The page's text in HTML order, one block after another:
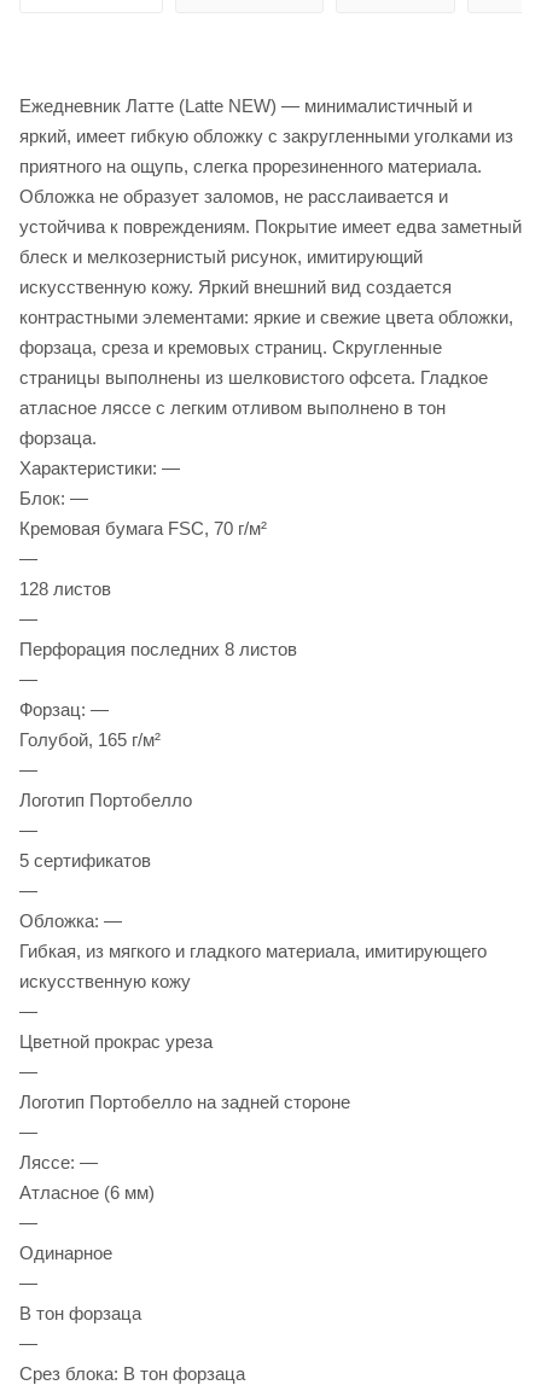
Ежедневник Латте (Latte NEW) — минималистичный и
яркий, имеет гибкую обложку с закругленными уголками из
приятного на ощупь, слегка прорезиненного материала.
Обложка не образует заломов, не расслаивается и
устойчива к повреждениям. Покрытие имеет едва заметный
блеск и мелкозернистый рисунок, имитирующий
искусственную кожу. Яркий внешний вид создается
контрастными элементами: яркие и свежие цвета обложки,
форзаца, среза и кремовых страниц. Скругленные
страницы выполнены из шелковистого офсета. Гладкое
атласное ляссе с легким отливом выполнено в тон
форзаца.
Характеристики: —
Блок: —
Кремовая бумага FSC, 70 г/м²
—
128 листов
—
Перфорация последних 8 листов
—
Форзац: —
Голубой, 165 г/м²
—
Логотип Портобелло
—
5 сертификатов
—
Обложка: —
Гибкая, из мягкого и гладкого материала, имитирующего
искусственную кожу
—
Цветной прокрас уреза
—
Логотип Портобелло на задней стороне
—
Ляссе: —
Атласное (6 мм)
—
Одинарное
—
В тон форзаца
—
Срез блока: В тон форзаца